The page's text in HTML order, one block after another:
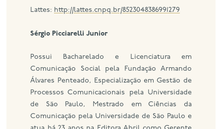
Lattes: http://lattes.cnpq.br/8523048386991279
Sérgio Picciarelli Junior
Possui Bacharelado e Licenciatura em
Comunicação Social pela Fundação Armando
Álvares Penteado, Especialização em Gestão de
Processos Comunicacionais pela Universidade
de São Paulo, Mestrado em Ciências da
Comunicação pela Universidade de São Paulo e